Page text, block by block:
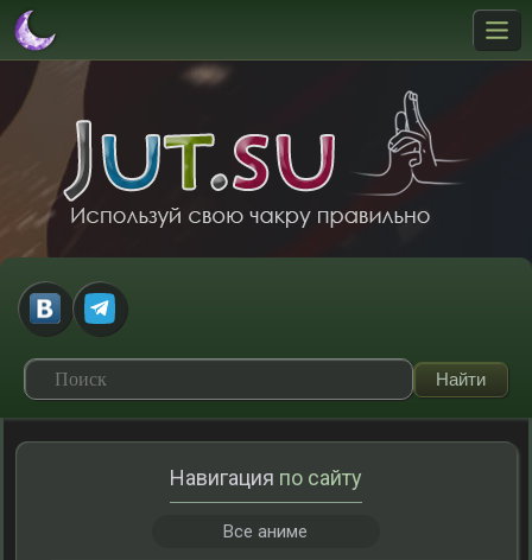
Навигация по сайту
Все аниме